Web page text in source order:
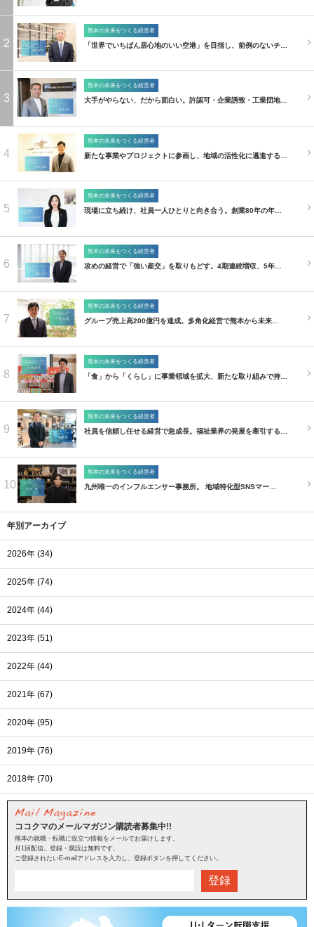
2
熊本の未来をつくる経営者
「世界でいちばん居心地のいい空港」を目指し、前例のないチ…
3
熊本の未来をつくる経営者
大手がやらない、だから面白い。許認可・企業誘致・工業団地…
4
熊本の未来をつくる経営者
新たな事業やプロジェクトに参画し、地域の活性化に邁進する…
5
熊本の未来をつくる経営者
現場に立ち続け、社員一人ひとりと向き合う。創業80年の年…
6
熊本の未来をつくる経営者
攻めの経営で「強い産交」を取りもどす。4期連続増収、5年…
7
熊本の未来をつくる経営者
グループ売上高200億円を達成。多角化経営で熊本から未来…
8
熊本の未来をつくる経営者
「食」から「くらし」に事業領域を拡大、新たな取り組みで持…
9
熊本の未来をつくる経営者
社員を信頼し任せる経営で急成長。福祉業界の発展を牽引する…
10
熊本の未来をつくる経営者
九州唯一のインフルエンサー事務所。 地域特化型SNSマー…
年別アーカイブ
2026年 (34)
2025年 (74)
2024年 (44)
2023年 (51)
2022年 (44)
2021年 (67)
2020年 (95)
2019年 (76)
2018年 (70)
ココクマのメールマガジン購読者募集中!!
熊本の就職・転職に役立つ情報をメールでお届けします。
月1回配信。登録・購読は無料です。
ご登録されたいE-mailアドレスを入力し、登録ボタンを押してください。
登録